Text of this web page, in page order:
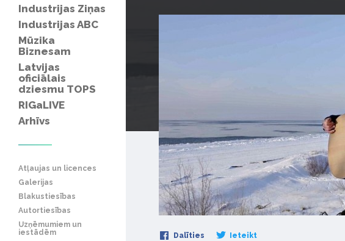
Industrijas Ziņas
Industrijas ABC
Mūzika
Biznesam
Latvijas
oficiālais
dziesmu TOPS
RIGaLIVE
Arhīvs
Atļaujas un licences
Galerijas
Blakustiesības
Autortiesības
Uzņēmumiem un
iestādēm
Dalīties Ieteikt